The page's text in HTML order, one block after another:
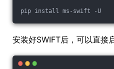
pip install ms-swift -U
安装好SWIFT后，可以直接